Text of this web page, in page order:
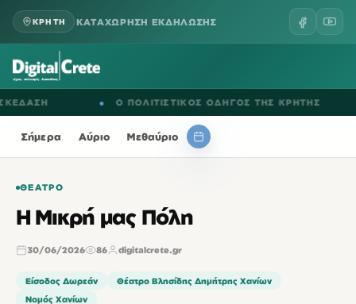
ΚΡΗΤΗ ΚΑΤΑΧΩΡΗΣΗ ΕΚΔΗΛΩΣΗΣ
Ο ΠΟΛΙΤΙΣΤΙΚΟΣ ΟΔΗΓΟΣ ΤΗΣ ΚΡΗΤΗΣ
Σήμερα Αύριο Μεθαύριο
ΘΈΑΤΡΟ
Η Μικρή μας Πόλη
30/06/2026 86 digitalcrete.gr
Είσοδος Δωρεάν
Θέατρο Βλησίδης Δημήτρης Χανίων
Νομός Χανίων